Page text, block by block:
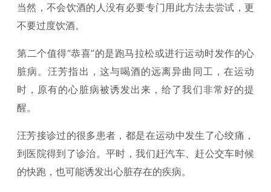
当然，不会饮酒的人没有必要专门用此方法去尝试，更
不要过度饮酒。
第二个值得“恭喜”的是跑马拉松或进行运动时发作的心
脏病。汪芳指出，这与喝酒的远离异曲同工，在运动
时，原有的心脏病被诱发出来，给了我们非常好的提
醒。
汪芳接诊过的很多患者，都是在运动中发生了心绞痛，
到医院得到了诊治。平时，我们赶汽车、赶公交车时候
的快跑，也可能诱发出心脏存在的疾病。